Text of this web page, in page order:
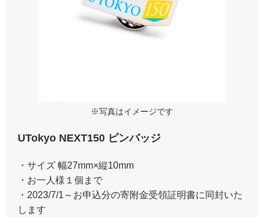
※写真はイメージです
UTokyo NEXT150 ピンバッジ
・サイズ 幅27mm×縦10mm
・お一人様１個まで
・2023/7/1～お申込分の寄附金受領証明書に同封いた
します